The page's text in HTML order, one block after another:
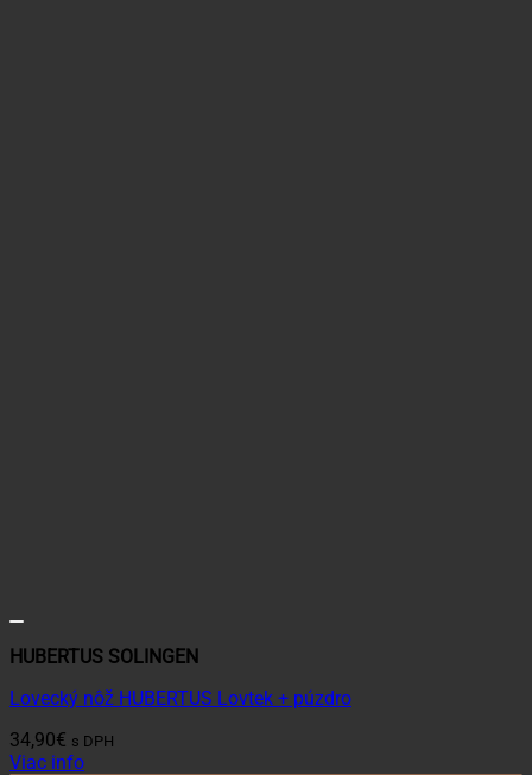
HUBERTUS SOLINGEN
Lovecký nôž HUBERTUS Lovtek + púzdro
34,90€ s DPH
Viac info